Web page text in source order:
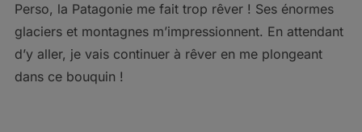
Perso, la Patagonie me fait trop rêver ! Ses énormes
glaciers et montagnes m’impressionnent. En attendant
d’y aller, je vais continuer à rêver en me plongeant
dans ce bouquin !